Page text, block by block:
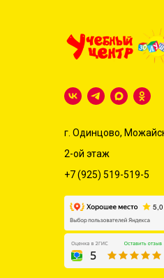
г. Одинцово,
2-ой этаж
+7 (925) 519-519-5